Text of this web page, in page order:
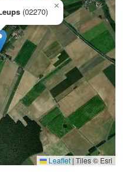
(02270)
×
Leaflet | Tiles © Esri